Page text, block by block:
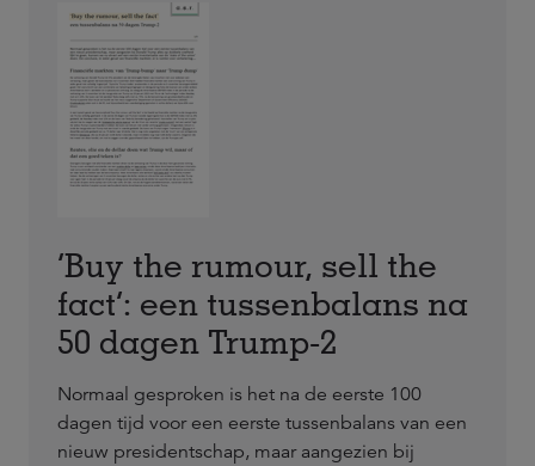
‘Buy the rumour, sell the
fact’: een tussenbalans na
50 dagen Trump-2
Normaal gesproken is het na de eerste 100
dagen tijd voor een eerste tussenbalans van een
nieuw presidentschap, maar aangezien bij